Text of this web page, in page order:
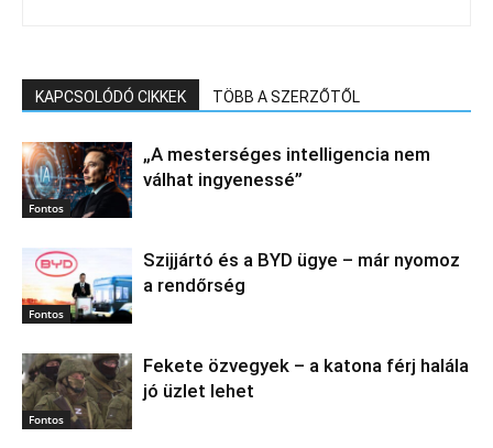
KAPCSOLÓDÓ CIKKEK TÖBB A SZERZŐTŐL
Fontos
„A mesterséges intelligencia nem
válhat ingyenessé”
Fontos
Szijjártó és a BYD ügye – már nyomoz
a rendőrség
Fontos
Fekete özvegyek – a katona férj halála
jó üzlet lehet